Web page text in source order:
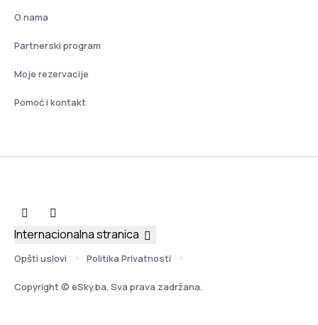
O nama
Partnerski program
Moje rezervacije
Pomoć i kontakt
Opšti uslovi Politika Privatnosti
Copyright © eSky.ba. Sva prava zadržana.
Internacionalna stranica